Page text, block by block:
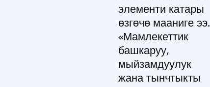
элементи катары
өзгөчө мааниге ээ.
«Мамлекеттик
башкаруу,
мыйзамдуулук
жана тынчтыкты